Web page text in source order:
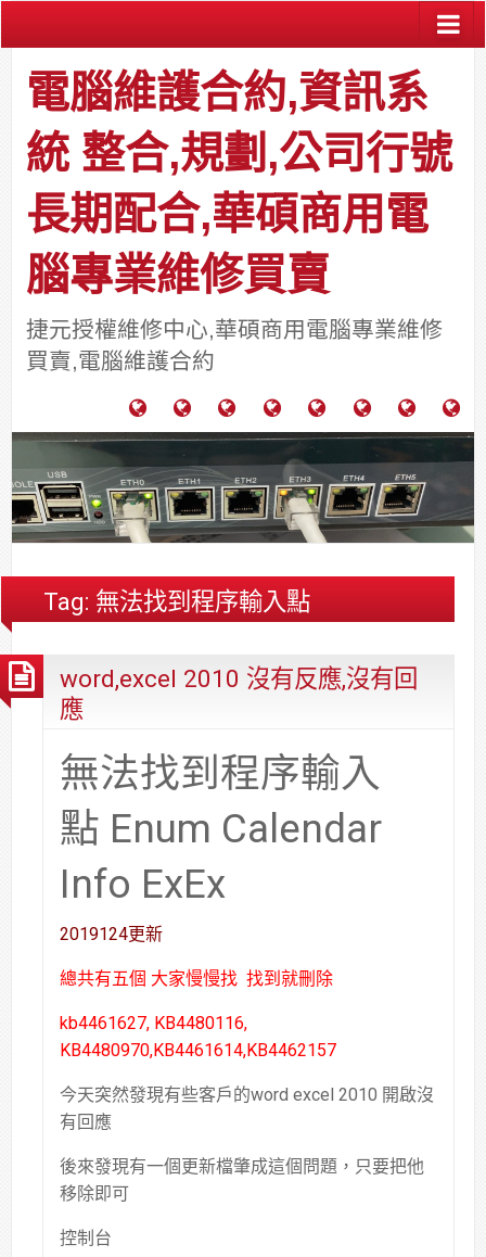
電腦維護合約,資訊系
統 整合,規劃,公司行號
長期配合,華碩商用電
腦專業維修買賣
捷元授權維修中心,華碩商用電腦專業維修
買賣,電腦維護合約
腦
護
合
約
功
例
分
享
於
力
通
通
報
關
系
統
視
系
統
安
修,
價
舍
網
路/
大
樓
公
網
方
中
料
件
區
團
法
台
中
Tag: 無法找到程序輸入點
word,excel 2010 沒有反應,沒有回
應
無法找到程序輸入
點 Enum Calendar
Info ExEx
2019124更新
總共有五個 大家慢慢找 找到就刪除
kb4461627, KB4480116,
KB4480970,KB4461614,KB4462157
今天突然發現有些客戶的word excel 2010 開啟沒
有回應
後來發現有一個更新檔肇成這個問題，只要把他
移除即可
控制台